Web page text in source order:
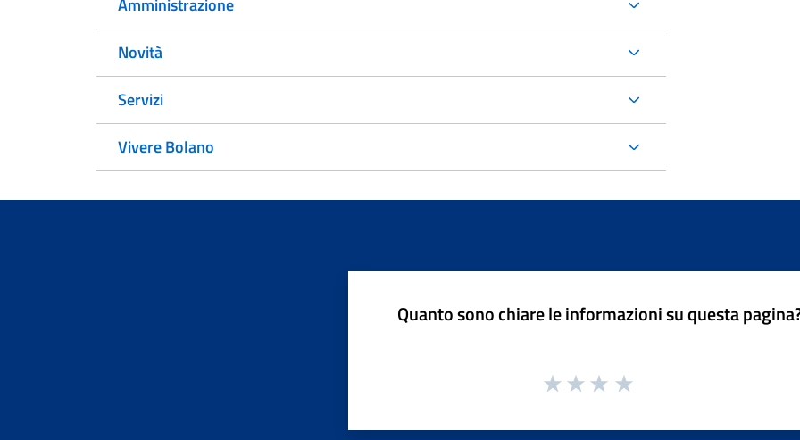
Amministrazione
Novità
Servizi
Vivere Bolano
Quanto sono chiare le informazioni su questa